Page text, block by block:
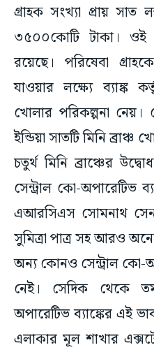
গ্রাহক সংখ্যা প্রায় সাত
৩৫০০কোটি টাকা। ওই
রয়েছে। পরিষেবা
যাওয়ার লক্ষ্যে ব্যাঙ্ক
খোলার পরিকল্পনা নেয়।
ইন্ডিয়া সাতটি মিনি
চতুর্থ মিনি ব্রাঞ্চের
সেন্ট্রাল কো-অপারেটিভ
এআরসিএস সোমনাথ
সুমিত্রা পাত্র সহ আরও
অন্য কোনও সেন্ট্রাল কো-
নেই। সেদিক থেকে
অপারেটিভ ব্যাঙ্কের এই
এলাকার মূল শাখার